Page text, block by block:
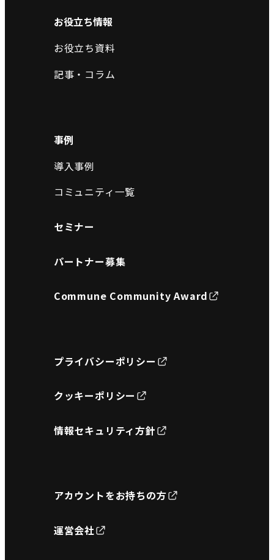
お役立ち情報
お役立ち資料
記事・コラム
事例
導入事例
コミュニティ一覧
セミナー
パートナー募集
Commune Community Award
プライバシーポリシー
クッキーポリシー
情報セキュリティ方針
アカウントをお持ちの方
運営会社